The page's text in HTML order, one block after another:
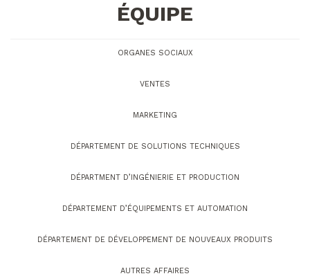
ÉQUIPE
ORGANES SOCIAUX
VENTES
MARKETING
DÉPARTEMENT DE SOLUTIONS TECHNIQUES
DÉPARTMENT D’INGÉNIERIE ET PRODUCTION
DÉPARTEMENT D’ÉQUIPEMENTS ET AUTOMATION
DÉPARTEMENT DE DÉVELOPPEMENT DE NOUVEAUX PRODUITS
AUTRES AFFAIRES